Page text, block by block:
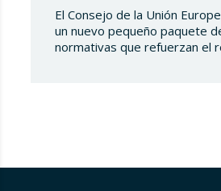
El Consejo de la Unión
un nuevo pequeño paquete
normativas que refuerzan el